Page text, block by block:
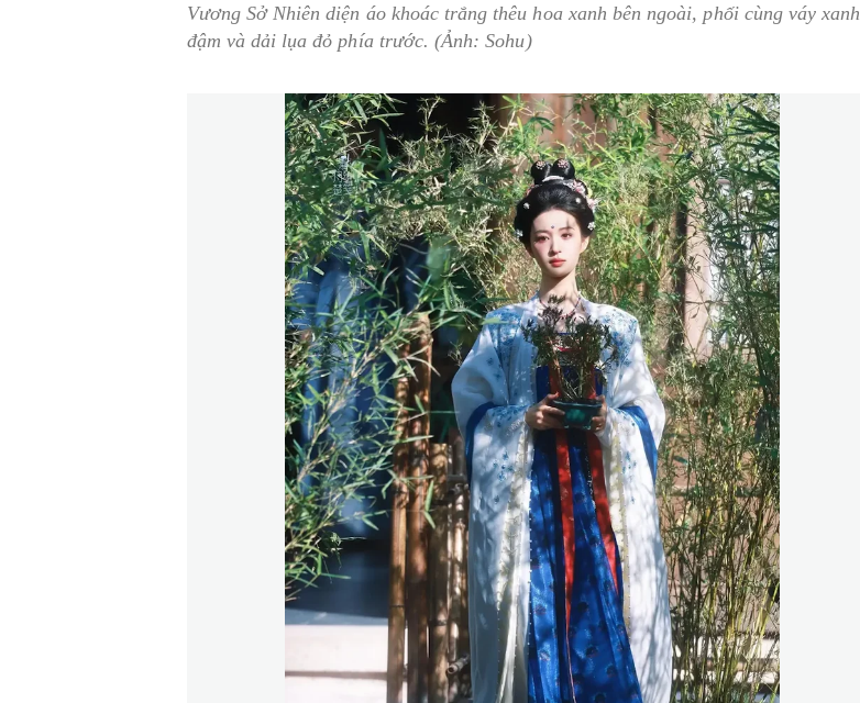
Vương Sở Nhiên diện áo khoác trắng thêu hoa xanh bên ngoài, phối cùng váy xanh
đậm và dải lụa đỏ phía trước. (Ảnh: Sohu)